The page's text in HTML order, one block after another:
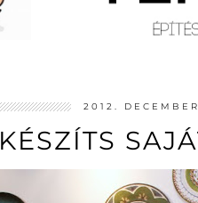
2012.
KÉSZÍTS